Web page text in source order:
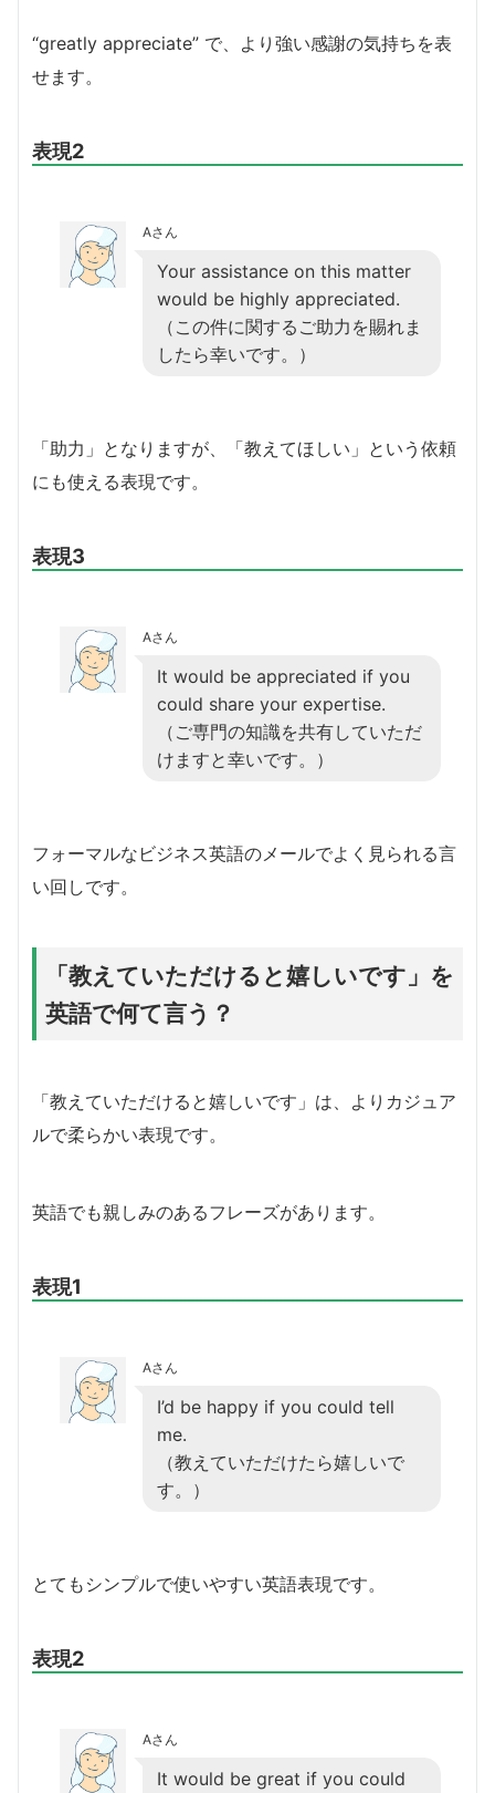
“greatly appreciate” で、より強い感謝の気持ちを表
せます。
表現2
Aさん
Your assistance on this matter
would be highly appreciated.
（この件に関するご助力を賜れま
したら幸いです。）
「助力」となりますが、「教えてほしい」という依頼
にも使える表現です。
表現3
Aさん
It would be appreciated if you
could share your expertise.
（ご専門の知識を共有していただ
けますと幸いです。）
フォーマルなビジネス英語のメールでよく見られる言
い回しです。
「教えていただけると嬉しいです」を
英語で何て言う？
「教えていただけると嬉しいです」は、よりカジュア
ルで柔らかい表現です。
英語でも親しみのあるフレーズがあります。
表現1
Aさん
I’d be happy if you could tell
me.
（教えていただけたら嬉しいで
す。）
とてもシンプルで使いやすい英語表現です。
表現2
Aさん
It would be great if you could